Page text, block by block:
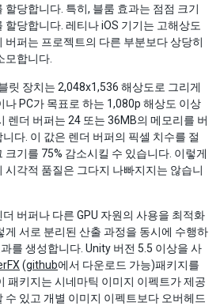
할당합니다. 특히, 블룸 효과는 점점 크기
할당합니다. 레티나 iOS 기기는 고해상도
버퍼는 프로젝트의 다른 부분보다 상당히
모합니다.
릿 장치는 2,048x1,536 해상도로 그리게
나 PC가 목표로 하는 1,080p 해상도 이상
렌더 버퍼는 24 또는 36MB의 메모리를 버
다. 이 값은 렌더 버퍼의 픽셀 치수를 절
크기를 75% 감소시킬 수 있습니다. 이렇게
시각적 품질은 그다지 나빠지지는 않습니
버퍼나 다른 GPU 자원의 사용을 최적화
게 서로 분리된 산출 과정을 동시에 수행하
를 생성합니다. Unity 버전 5.5 이상을 사
(github에서 다운로드 가능)패키지를
패키지는 시네마틱 이미지 이펙트가 제공
수 있고 개별 이미지 이펙트보다 오버헤드